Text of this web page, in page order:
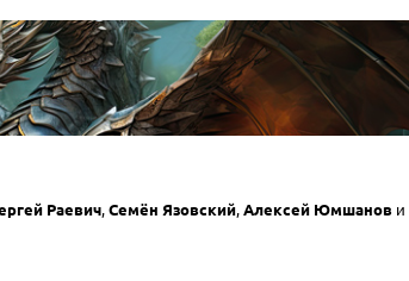
Раевич,Семён Язовский,Алексей Юмшанов и